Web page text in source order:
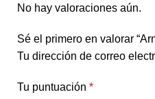
No hay valoraciones aún.
Sé el primero en valorar
Tu dirección de correo
Tu puntuación *